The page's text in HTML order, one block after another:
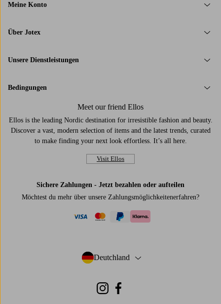
Meine Konto
Über Jotex
Unsere Dienstleistungen
Bedingungen
Meet our friend Ellos
Ellos is the leading Nordic destination for irresistible fashion and beauty.
Discover a vast, modern selection of items and the latest trends, curated
to make finding your next look effortless. It’s all here.
Visit Ellos
Sichere Zahlungen - Jetzt bezahlen oder aufteilen
Möchtest du mehr über unsere Zahlungsmöglichkeitenerfahren?
Deutchland
- Land auswählen